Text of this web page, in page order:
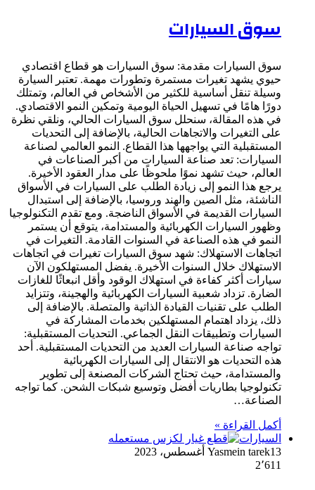
سوق السيارات
سوق السيارات مقدمة: سوق السيارات هو قطاع اقتصادي
حيوي يشهد تغيرات مستمرة وتطورات مهمة. تعتبر السيارة
وسيلة تنقل أساسية للكثير من الأشخاص في العالم، وتمتلك
دورًا هامًا في تسهيل الحياة اليومية وتمكين النمو الاقتصادي.
في هذه المقالة، سنحلل سوق السيارات الحالي، ونلقي نظرة
على التغيرات والاتجاهات الحالية، بالإضافة إلى التحديات
المستقبلية التي يواجهها هذا القطاع. النمو العالمي لصناعة
السيارات: تعد صناعة السيارات من أكبر الصناعات في
العالم، حيث تشهد نموًا ملحوظًا على مدار العقود الأخيرة.
يرجع هذا النمو إلى زيادة الطلب على السيارات في الأسواق
الناشئة، مثل الصين والهند وروسيا، بالإضافة إلى استبدال
السيارات القديمة في الأسواق الناضجة. ومع تقدم التكنولوجيا
وظهور السيارات الكهربائية والمستدامة، يتوقع أن يستمر
النمو في هذه الصناعة في السنوات القادمة. التغيرات في
اتجاهات الاستهلاك: شهد سوق السيارات تغيرات في اتجاهات
الاستهلاك خلال السنوات الأخيرة. يفضل المستهلكون الآن
سيارات أكثر كفاءة في استهلاك الوقود وأقل انبعاثًا للغازات
الضارة. تزداد شعبية السيارات الكهربائية والهجينة، وتتزايد
الطلب على تقنيات القيادة الذاتية والمتصلة. بالإضافة إلى
ذلك، يزداد اهتمام المستهلكين بخدمات المشاركة في
السيارات وتطبيقات النقل الجماعي. التحديات المستقبلية:
تواجه صناعة السيارات العديد من التحديات المستقبلية. أحد
هذه التحديات هو الانتقال إلى السيارات الكهربائية
والمستدامة، حيث تحتاج الشركات المصنعة إلى تطوير
تكنولوجيا بطاريات أفضل وتوسيع شبكات الشحن. كما تواجه
الصناعة…
أكمل القراءة »
السيارات
Yasmein tarek13 أغسطس، 2023
2٬611